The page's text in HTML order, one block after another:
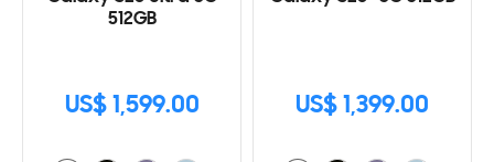
512GB
US$ 1,599.00 US$ 1,399.00